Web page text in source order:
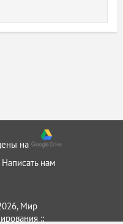
на
Написать нам
Мир
::